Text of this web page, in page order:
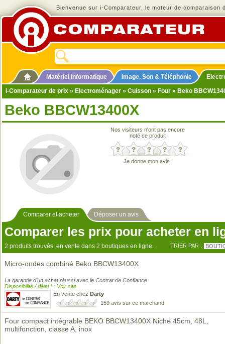
Bienvenue sur i-Comparateur, le moteur de comparaison
Matériel informatique Image, Son & Téléphonie
i-Comparateur de prix » Electroménager » Cuisson » Four » Beko
Beko BBCW13400X
Nos visiteurs n'ont pas encore
noté ce produit
Je donne mon avis !
Comparer et acheter Déposer un avis
Comparer les prix pour acheter en
2 produits trouvés, en vente dans 2 boutiques en ligne. TRIER PAR :
Micro-ondes combiné Beko BBCW13400X
La garantie d'un achat réussi avec le Contrat de Confiance
Disponibilité / délai * : Voir site
En vente chez Darty
159 avis sur ce marchand
Four compact intégrable BEKO BBCW13400X Niche 45cm, 48L,
multifonction, classe A, inox